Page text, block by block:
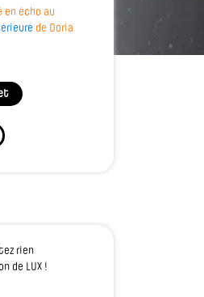
en écho au
de Doria
rien
de LUX !